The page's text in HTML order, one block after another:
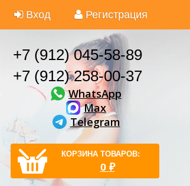
Вход Регистрация
+7 (912) 045-58-89
+7 (912) 258-00-37
WhatsApp
Max
Telegram
КОРЗИНА ТОВАРОВ:
0 ₽